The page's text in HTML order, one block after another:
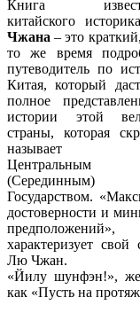
Книга
китайского
Чжана – это
то же время
путеводитель по
Китая, который
полное
истории этой
страны, которая
называет
Центральным
(Серединным)
Государством.
достоверности и
характеризует свой
Лю Чжан.
«Йилу шунфэн!»,
как «Пусть на